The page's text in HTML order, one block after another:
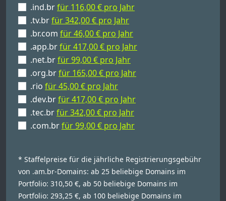
.ind.brfür 116,00 € pro Jahr
.tv.brfür 342,00 € pro Jahr
.br.com für 46,00 € pro Jahr
.app.brfür 417,00 € pro Jahr
.net.brfür 99,00 € pro Jahr
.org.brfür 165,00 € pro Jahr
.rio für 45,00 € pro Jahr
.dev.brfür 417,00 € pro Jahr
.tec.brfür 342,00 € pro Jahr
.com.brfür 99,00 € pro Jahr
* Staffelpreise für die jährliche Registrierungsgebühr
von .am.br-Domains: ab 25 beliebige Domains im
Portfolio: 310,50 €, ab 50 beliebige Domains im
Portfolio: 293,25 €, ab 100 beliebige Domains im